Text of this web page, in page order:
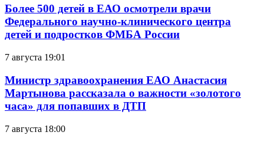
Более 500 детей в ЕАО осмотрели врачи
Федерального научно-клинического центра
детей и подростков ФМБА России
7 августа 19:01
Министр здравоохранения ЕАО Анастасия
Мартынова рассказала о важности «золотого
часа» для попавших в ДТП
7 августа 18:00